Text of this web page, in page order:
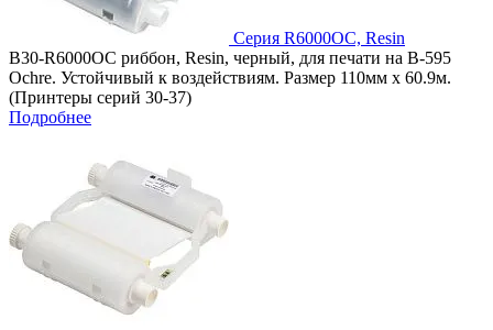
Серия R6000OC, Resin
B30-R6000OC риббон, Resin, черный, для печати на B-595
Ochre. Устойчивый к воздействиям. Размер 110мм х 60.9м.
(Принтеры серий 30-37)
Подробнее